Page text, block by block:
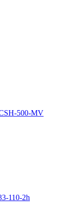
500-MV
110-2h